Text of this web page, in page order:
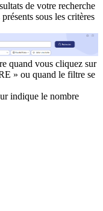
de votre recherche
sous les critères
quand vous cliquez sur
» ou quand le filtre se
indique le nombre